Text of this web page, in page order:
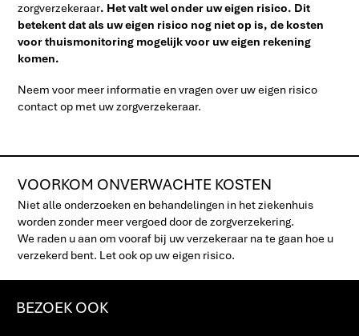
zorgverzekeraar. Het valt wel onder uw eigen risico. Dit
betekent dat als uw eigen risico nog niet op is, de kosten
voor thuismonitoring mogelijk voor uw eigen rekening
komen.
Neem voor meer informatie en vragen over uw eigen risico
contact op met uw zorgverzekeraar.
VOORKOM ONVERWACHTE KOSTEN
Niet alle onderzoeken en behandelingen in het ziekenhuis
worden zonder meer vergoed door de zorgverzekering.
We raden u aan om vooraf bij uw verzekeraar na te gaan hoe u
verzekerd bent. Let ook op uw eigen risico.
BEZOEK OOK